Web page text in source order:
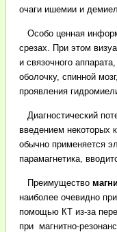
очаги ишемии и
Особо ценная
срезах. При этом
и связочного
оболочку, спинной
проявления
Диагностический
введением некоторых
обычно применяется
парамагнетика,
Преимущество
наиболее очевидно
помощью КТ из-за
при магнитно-